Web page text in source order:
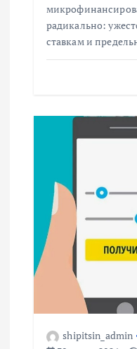
радикально:
ставкам и
shipitsin_admin